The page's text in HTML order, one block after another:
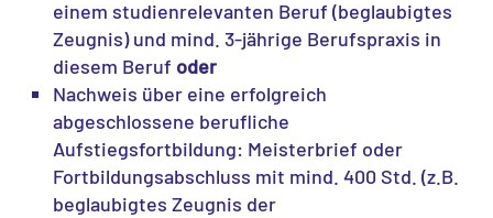
einem studienrelevanten Beruf (beglaubigtes
Zeugnis) und mind. 3-jährige Berufspraxis in
diesem Beruf oder
Nachweis über eine erfolgreich
abgeschlossene berufliche
Aufstiegsfortbildung: Meisterbrief oder
Fortbildungsabschluss mit mind. 400 Std. (z.B.
beglaubigtes Zeugnis der